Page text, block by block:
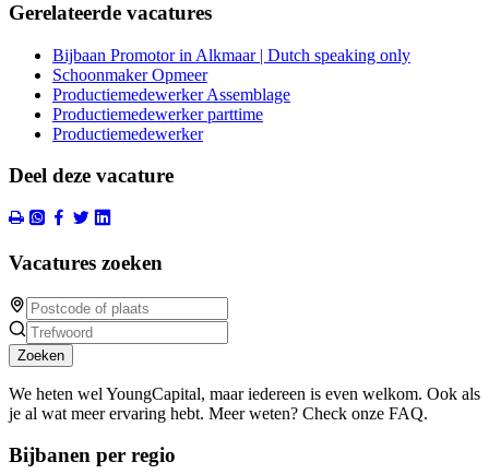
Gerelateerde vacatures
Bijbaan Promotor in Alkmaar | Dutch speaking only
Schoonmaker Opmeer
Productiemedewerker Assemblage
Productiemedewerker parttime
Productiemedewerker
Deel deze vacature
Vacatures zoeken
Zoeken
We heten wel YoungCapital, maar iedereen is even welkom. Ook als
je al wat meer ervaring hebt. Meer weten? Check onze FAQ.
Bijbanen per regio